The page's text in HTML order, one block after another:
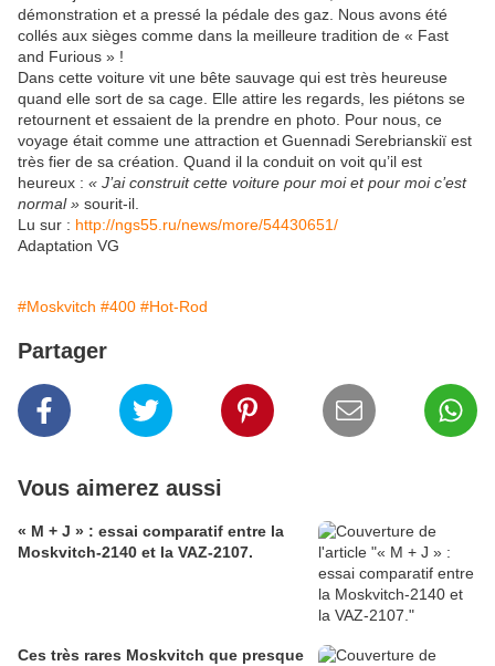
démonstration et a pressé la pédale des gaz. Nous avons été
collés aux sièges comme dans la meilleure tradition de « Fast
and Furious » !
Dans cette voiture vit une bête sauvage qui est très heureuse
quand elle sort de sa cage. Elle attire les regards, les piétons se
retournent et essaient de la prendre en photo. Pour nous, ce
voyage était comme une attraction et Guennadi Serebrianskiï est
très fier de sa création. Quand il la conduit on voit qu’il est
heureux : « J’ai construit cette voiture pour moi et pour moi c’est
normal » sourit-il.
Lu sur : http://ngs55.ru/news/more/54430651/
Adaptation VG
#Moskvitch #400 #Hot-Rod
Partager
Vous aimerez aussi
« M + J » : essai comparatif entre la
Moskvitch-2140 et la VAZ-2107.
Ces très rares Moskvitch que presque